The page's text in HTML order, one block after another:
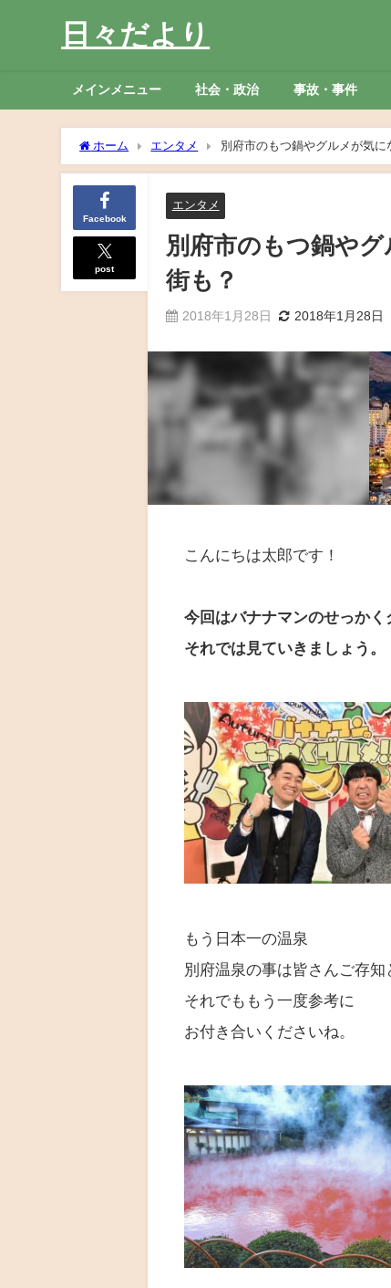
日々だより
メインメニュー 社会・政治 事故・事件
ホーム エンタメ 別府市のもつ鍋やグルメが気
Facebook
post
エンタメ
別府市のもつ鍋や
街も？
2018年1月28日 2018年1月28日
こんにちは太郎です！
今回はバナナマンのせっかく
それでは見ていきましょう。
もう日本一の温泉
別府温泉の事は皆さんご存知
それでももう一度参考に
お付き合いくださいね。